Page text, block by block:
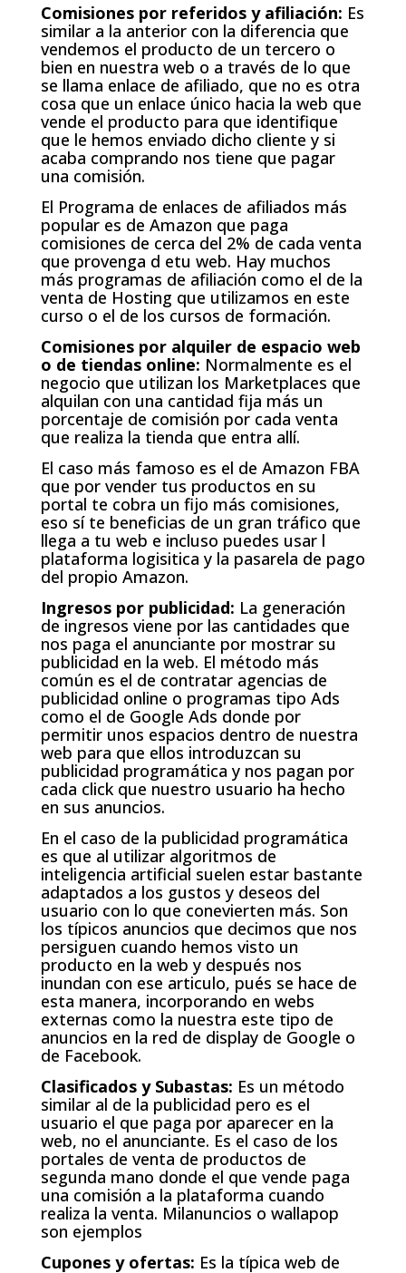
Comisiones por referidos y afiliación: Es
similar a la anterior con la diferencia que
vendemos el producto de un tercero o
bien en nuestra web o a través de lo que
se llama enlace de afiliado, que no es otra
cosa que un enlace único hacia la web que
vende el producto para que identifique
que le hemos enviado dicho cliente y si
acaba comprando nos tiene que pagar
una comisión.
El Programa de enlaces de afiliados más
popular es de Amazon que paga
comisiones de cerca del 2% de cada venta
que provenga d etu web. Hay muchos
más programas de afiliación como el de la
venta de Hosting que utilizamos en este
curso o el de los cursos de formación.
Comisiones por alquiler de espacio web
o de tiendas online: Normalmente es el
negocio que utilizan los Marketplaces que
alquilan con una cantidad fija más un
porcentaje de comisión por cada venta
que realiza la tienda que entra allí.
El caso más famoso es el de Amazon FBA
que por vender tus productos en su
portal te cobra un fijo más comisiones,
eso sí te beneficias de un gran tráfico que
llega a tu web e incluso puedes usar l
plataforma logisitica y la pasarela de pago
del propio Amazon.
Ingresos por publicidad: La generación
de ingresos viene por las cantidades que
nos paga el anunciante por mostrar su
publicidad en la web. El método más
común es el de contratar agencias de
publicidad online o programas tipo Ads
como el de Google Ads donde por
permitir unos espacios dentro de nuestra
web para que ellos introduzcan su
publicidad programática y nos pagan por
cada click que nuestro usuario ha hecho
en sus anuncios.
En el caso de la publicidad programática
es que al utilizar algoritmos de
inteligencia artificial suelen estar bastante
adaptados a los gustos y deseos del
usuario con lo que conevierten más. Son
los típicos anuncios que decimos que nos
persiguen cuando hemos visto un
producto en la web y después nos
inundan con ese articulo, pués se hace de
esta manera, incorporando en webs
externas como la nuestra este tipo de
anuncios en la red de display de Google o
de Facebook.
Clasificados y Subastas: Es un método
similar al de la publicidad pero es el
usuario el que paga por aparecer en la
web, no el anunciante. Es el caso de los
portales de venta de productos de
segunda mano donde el que vende paga
una comisión a la plataforma cuando
realiza la venta. Milanuncios o wallapop
son ejemplos
Cupones y ofertas: Es la típica web de